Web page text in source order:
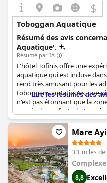
$
Toboggan Aquatique
Résumé des avis
Aquatique'.
Résumé par IA
L'hôtel Tofinis offre une
aquatique qui est incluse
rend très amusant pour les
toboggans aquatiques, une
n'est pas étonnant que la
auprès des enfants de tous
noté que le parc aquatique
la plupart des visiteurs ont
aquatiques agréable et
certains aient noté que les
dans certaines circonstances,
l'excitation et la joie pure que
leur séjour.
Lire les résumés des
Mare
3.1 miles
8,8